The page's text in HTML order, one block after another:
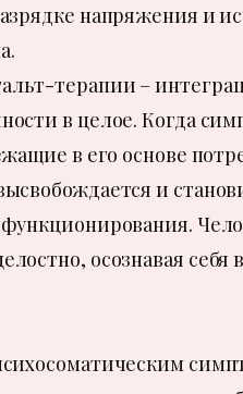
напряжения и
терапии –
в целое. Когда
в его основе
и
осознавая себя